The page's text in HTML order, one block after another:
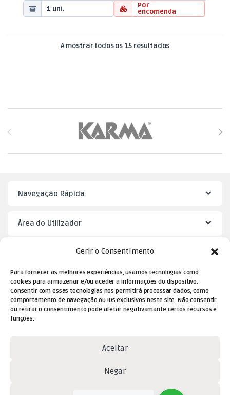
Gerir o Consentimento
Para fornecer as melhores experiências, usamos tecnologias como
cookies para armazenar e/ou aceder a informações do dispositivo.
Consentir com essas tecnologias nos permitirá processar dados, como
comportamento de navegação ou IDs exclusivos neste site. Não consentir
ou retirar o consentimento pode afetar negativamante certos recursos e
funções.
Aceitar
Negar
1 uni.
Por
encomenda
A mostrar todos os 15 resultadosOrdenado por
Navegação Rápida
Área do Utilizador
Dúvidas? Contacte-nos!